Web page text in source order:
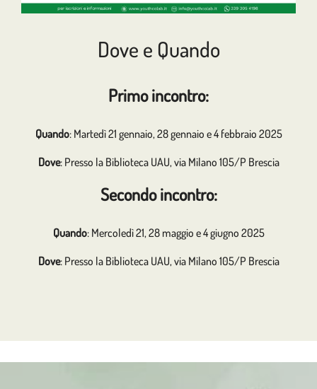
Dove e Quando
Primo incontro:
Quando: Martedì 21 gennaio, 28 gennaio e 4 febbraio 2025
Dove: Presso la Biblioteca UAU, via Milano 105/P Brescia
Secondo incontro:
Quando: Mercoledì 21, 28 maggio e 4 giugno 2025
Dove: Presso la Biblioteca UAU, via Milano 105/P Brescia